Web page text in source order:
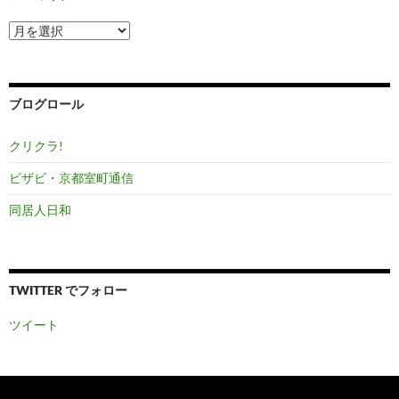
ア
ー
ブ
ブログロール
クリクラ!
ビザビ・京都室町通信
同居人日和
TWITTER でフォロー
ツイート